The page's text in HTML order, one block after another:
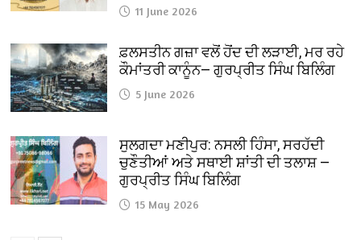
11 June 2026
ਫ਼ਲਸਤੀਨ ਗਜ਼ਾ ਵਲੋਂ ਹੋਂਦ ਦੀ ਲੜਾਈ, ਮਰ ਰਹੇ
ਕੌਮਾਂਤਰੀ ਕਾਨੂੰਨ— ਗੁਰਪ੍ਰੀਤ ਸਿੰਘ ਬਿਲਿੰਗ
5 June 2026
ਸੁਲਗਦਾ ਮਣੀਪੁਰ: ਨਸਲੀ ਹਿੰਸਾ, ਸਰਹੱਦੀ
ਚੁਣੌਤੀਆਂ ਅਤੇ ਸਥਾਈ ਸ਼ਾਂਤੀ ਦੀ ਤਲਾਸ਼ —
ਗੁਰਪ੍ਰੀਤ ਸਿੰਘ ਬਿਲਿੰਗ
15 May 2026